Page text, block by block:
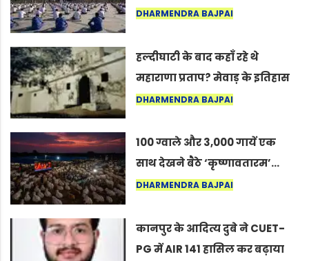
अंतरराष्ट्रीय योग दिवस 2026 पर
DHARMENDRA BAJPAI
हल्दीघाटी के बाद कहाँ रहे थे
महाराणा प्रताप? मेवाड़ के इतिहास
का वह अनकहा अध्याय जो आज भी
DHARMENDRA BAJPAI
100 ग्वाले और 3,000 गायें एक
साथ देखने बैठे ‘कृष्णावतारम’…
नागपुर में दिखा ऐसा नज़ारा कि
कर सकते हैं”
DHARMENDRA BAJPAI
कानपुर के आदित्य दुबे ने CUET-
PG में AIR 141 हासिल कर बढ़ाया